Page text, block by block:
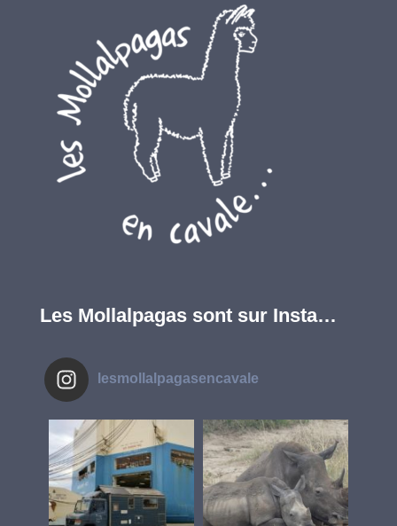
Les Mollalpagas sont sur Insta…
lesmollalpagasencavale